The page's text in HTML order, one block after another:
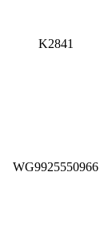
K2841
WG9925550966